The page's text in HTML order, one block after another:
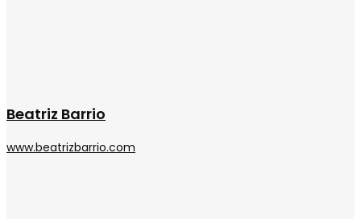
Beatriz Barrio
www.beatrizbarrio.com